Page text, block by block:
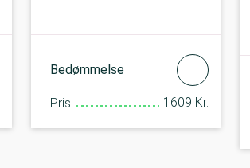
Bedømmelse
Pris 1609 Kr.